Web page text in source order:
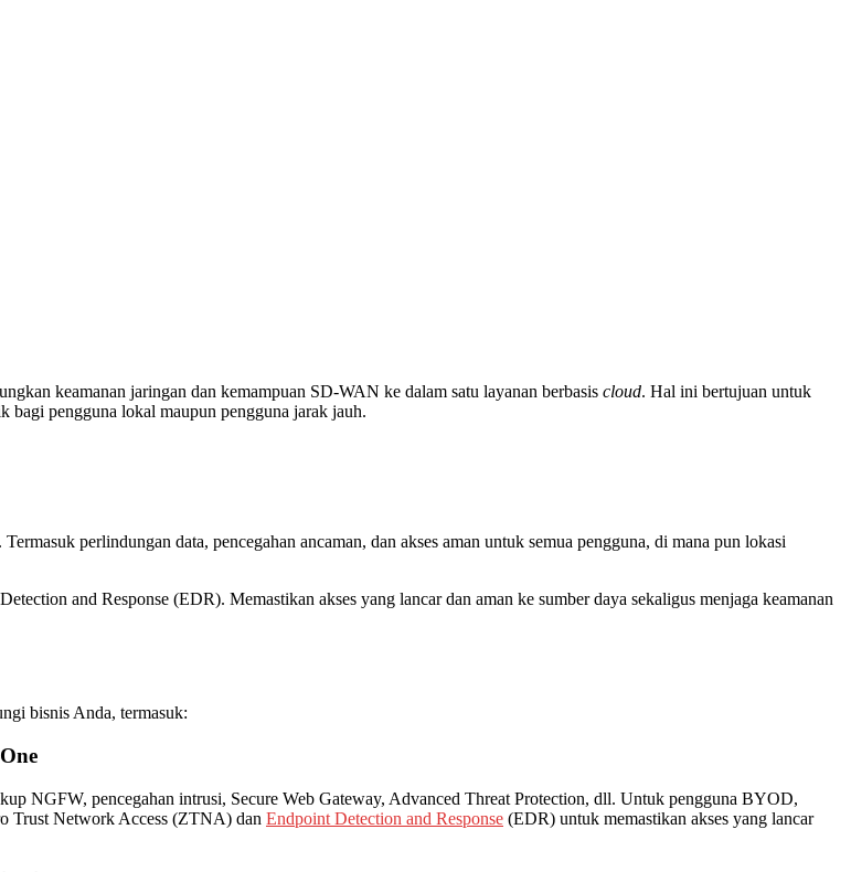
keamanan jaringan dan kemampuan SD-WAN ke dalam satu layanan berbasis cloud. Hal ini bertujuan untuk
bagi pengguna lokal maupun pengguna jarak jauh.
perlindungan data, pencegahan ancaman, dan akses aman untuk semua pengguna, di mana pun lokasi
and Response (EDR). Memastikan akses yang lancar dan aman ke sumber daya sekaligus menjaga keamanan
bisnis Anda, termasuk:
NGFW, pencegahan intrusi, Secure Web Gateway, Advanced Threat Protection, dll. Untuk pengguna BYOD,
Trust Network Access (ZTNA) dan Endpoint Detection and Response (EDR) untuk memastikan akses yang lancar